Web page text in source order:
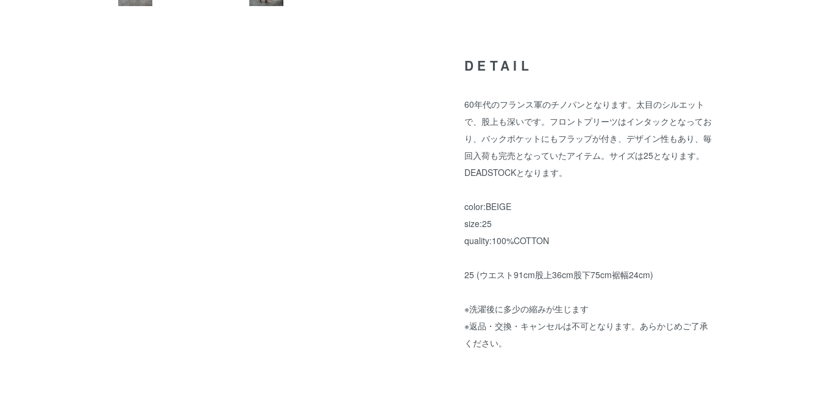
DETAIL
60年代のフランス軍のチノパンとなります。太目のシルエット
で、股上も深いです。フロントプリーツはインタックとなってお
り、バックポケットにもフラップが付き、デザイン性もあり、毎
回入荷も完売となっていたアイテム。サイズは25となります。
DEADSTOCKとなります。
color:BEIGE
size:25
quality:100%COTTON
25 (ウエスト91cm股上36cm股下75cm裾幅24cm)
※洗濯後に多少の縮みが生じます
※返品・交換・キャンセルは不可となります。あらかじめご了承
ください。